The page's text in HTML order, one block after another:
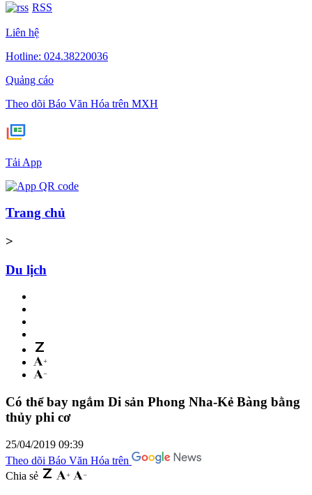
RSS
Liên hệ
Hotline: 024.38220036
Quảng cáo
Theo dõi Báo Văn Hóa trên MXH
Tải App
Trang chủ
>
Du lịch
Có thể bay ngắm Di sản Phong Nha-Kẻ Bàng bằng
thủy phi cơ
25/04/2019 09:39
Theo dõi Báo Văn Hóa trên
Chia sẻ